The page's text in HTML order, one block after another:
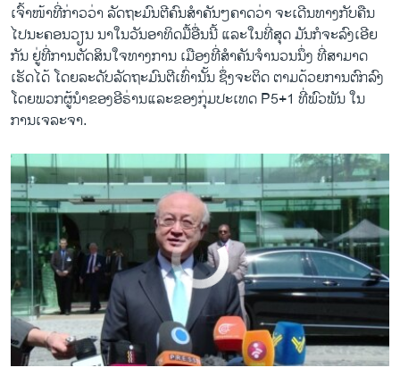
ເຈົ້າໜ້າທີ່ກ່າວວ່າ ລັດຖະມົນຕີຄົນສຳຄັນໆຄາດວ່າ ຈະເດີນທາງກັບຄືນ
ໄປນະຄອນວຽນ ນາໃນວັນອາທິດມື້ອື່ນນີ້ ແລະໃນທີ່ສຸດ ມັນກໍຈະລົງເອີຍ
ກັນ ຢູ່ທີ່ການຕັດສິນໃຈທາງການ ເມືອງທີ່ສຳຄັນຈຳນວນນຶ່ງ ທີ່ສາມາດ
ເຮັດໄດ້ ໂດຍລະດັບລັດຖະມົນຕີເທົ່ານັ້ນ ຊຶ່ງຈະຕິດ ຕາມດ້ວຍການຕົກລົງ
ໂດຍພວກຜູ້ນຳຂອງອີຣ່ານແລະຂອງກຸ່ມປະເທດ P5+1 ທີ່ພົວພັນ ໃນ
ການເຈລະຈາ.
No media source currently available